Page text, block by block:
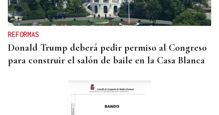
Tizona y el Granada
REFORMAS
Donald Trump deberá pedir permiso al Congreso
para construir el salón de baile en la Casa Blanca